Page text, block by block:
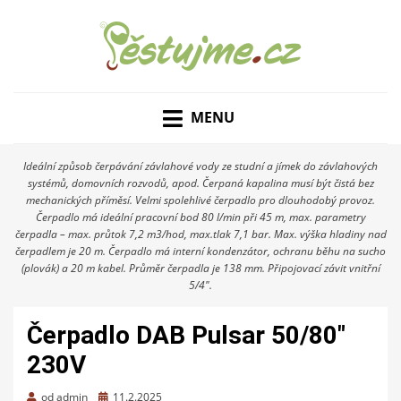
MENU
Ideální způsob čerpávání závlahové vody ze studní a jímek do závlahových
systémů, domovních rozvodů, apod. Čerpaná kapalina musí být čistá bez
mechanických příměsí. Velmi spolehlivé čerpadlo pro dlouhodobý provoz.
Čerpadlo má ideální pracovní bod 80 l/min při 45 m, max. parametry
čerpadla – max. průtok 7,2 m3/hod, max.tlak 7,1 bar. Max. výška hladiny nad
čerpadlem je 20 m. Čerpadlo má interní kondenzátor, ochranu běhu na sucho
(plovák) a 20 m kabel. Průměr čerpadla je 138 mm. Připojovací závit vnitřní
5/4″.
Čerpadlo DAB Pulsar 50/80″
230V
odadmin Zveřejněno
11.2.2025